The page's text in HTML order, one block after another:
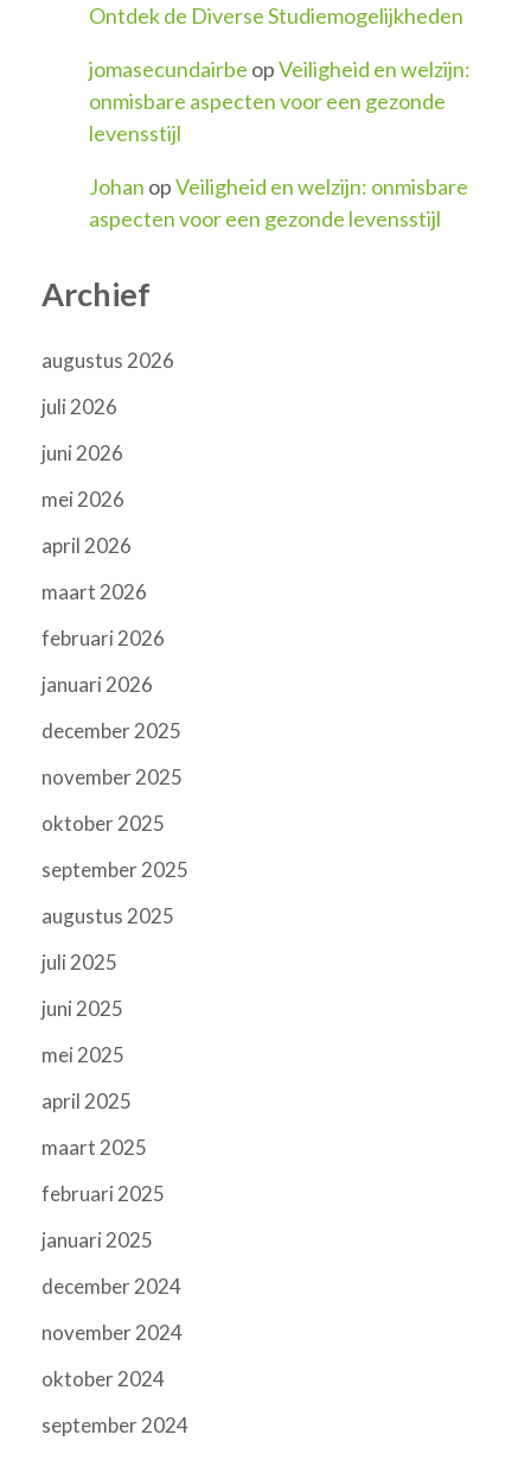
Ontdek de Diverse Studiemogelijkheden
jomasecundairbe opVeiligheid en welzijn:
onmisbare aspecten voor een gezonde
levensstijl
Johan opVeiligheid en welzijn: onmisbare
aspecten voor een gezonde levensstijl
Archief
augustus 2026
juli 2026
juni 2026
mei 2026
april 2026
maart 2026
februari 2026
januari 2026
december 2025
november 2025
oktober 2025
september 2025
augustus 2025
juli 2025
juni 2025
mei 2025
april 2025
maart 2025
februari 2025
januari 2025
december 2024
november 2024
oktober 2024
september 2024